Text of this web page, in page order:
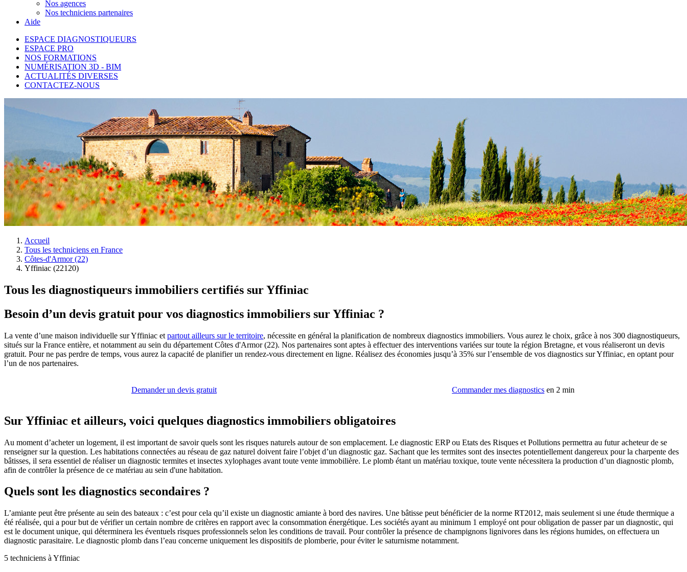
Nos agences
Nos techniciens partenaires
Aide
ESPACE DIAGNOSTIQUEURS
ESPACE PRO
NOS FORMATIONS
NUMÉRISATION 3D - BIM
ACTUALITÉS DIVERSES
CONTACTEZ-NOUS
Accueil
Tous les techniciens en France
Côtes-d'Armor (22)
Yffiniac (22120)
Tous les diagnostiqueurs immobiliers certifiés sur Yffiniac
Besoin d’un devis gratuit pour vos diagnostics immobiliers sur Yffiniac ?
La vente d’une maison individuelle sur Yffiniac et partout ailleurs sur le territoire, nécessite en général la planification de nombreux diagnostics immobiliers. Vous aurez le choix, grâce à nos 300 diagnostiqueurs,
situés sur la France entière, et notamment au sein du département Côtes d'Armor (22). Nos partenaires sont aptes à effectuer des interventions variées sur toute la région Bretagne, et vous réaliseront un devis
gratuit. Pour ne pas perdre de temps, vous aurez la capacité de planifier un rendez-vous directement en ligne. Réalisez des économies jusqu’à 35% sur l’ensemble de vos diagnostics sur Yffiniac, en optant pour
l’un de nos partenaires.
Demander un devis gratuit Commander mes diagnostics en 2 min
Sur Yffiniac et ailleurs, voici quelques diagnostics immobiliers obligatoires
Au moment d’acheter un logement, il est important de savoir quels sont les risques naturels autour de son emplacement. Le diagnostic ERP ou Etats des Risques et Pollutions permettra au futur acheteur de se
renseigner sur la question. Les habitations connectées au réseau de gaz naturel doivent faire l’objet d’un diagnostic gaz. Sachant que les termites sont des insectes potentiellement dangereux pour la charpente des
bâtisses, il sera essentiel de réaliser un diagnostic termites et insectes xylophages avant toute vente immobilière. Le plomb étant un matériau toxique, toute vente nécessitera la production d’un diagnostic plomb,
afin de contrôler la présence de ce matériau au sein d'une habitation.
Quels sont les diagnostics secondaires ?
L’amiante peut être présente au sein des bateaux : c’est pour cela qu’il existe un diagnostic amiante à bord des navires. Une bâtisse peut bénéficier de la norme RT2012, mais seulement si une étude thermique a
été réalisée, qui a pour but de vérifier un certain nombre de critères en rapport avec la consommation énergétique. Les sociétés ayant au minimum 1 employé ont pour obligation de passer par un diagnostic, qui
est le document unique, qui déterminera les éventuels risques professionnels selon les conditions de travail. Pour contrôler la présence de champignons lignivores dans les régions humides, on effectuera un
diagnostic parasitaire. Le diagnostic plomb dans l’eau concerne uniquement les dispositifs de plomberie, pour éviter le saturnisme notamment.
5 techniciens à Yffiniac